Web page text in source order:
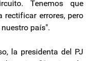
Tenemos que
rectificar errores, pero
país".
la presidenta del PJ